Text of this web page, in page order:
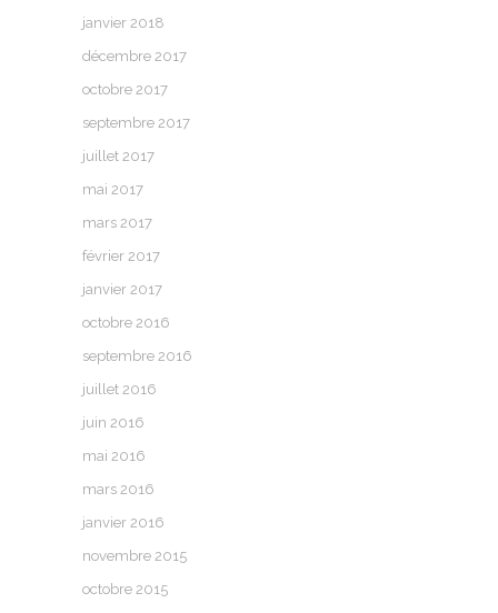
janvier 2018
décembre 2017
octobre 2017
septembre 2017
juillet 2017
mai 2017
mars 2017
février 2017
janvier 2017
octobre 2016
septembre 2016
juillet 2016
juin 2016
mai 2016
mars 2016
janvier 2016
novembre 2015
octobre 2015